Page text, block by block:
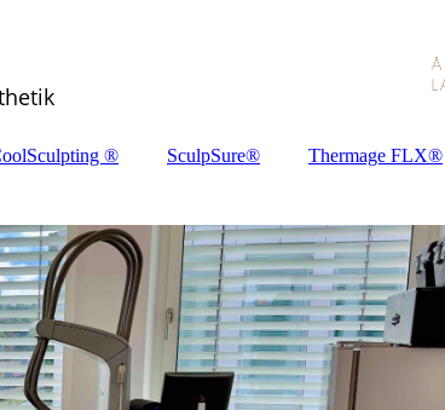
® SculpSure® Thermage FLX®